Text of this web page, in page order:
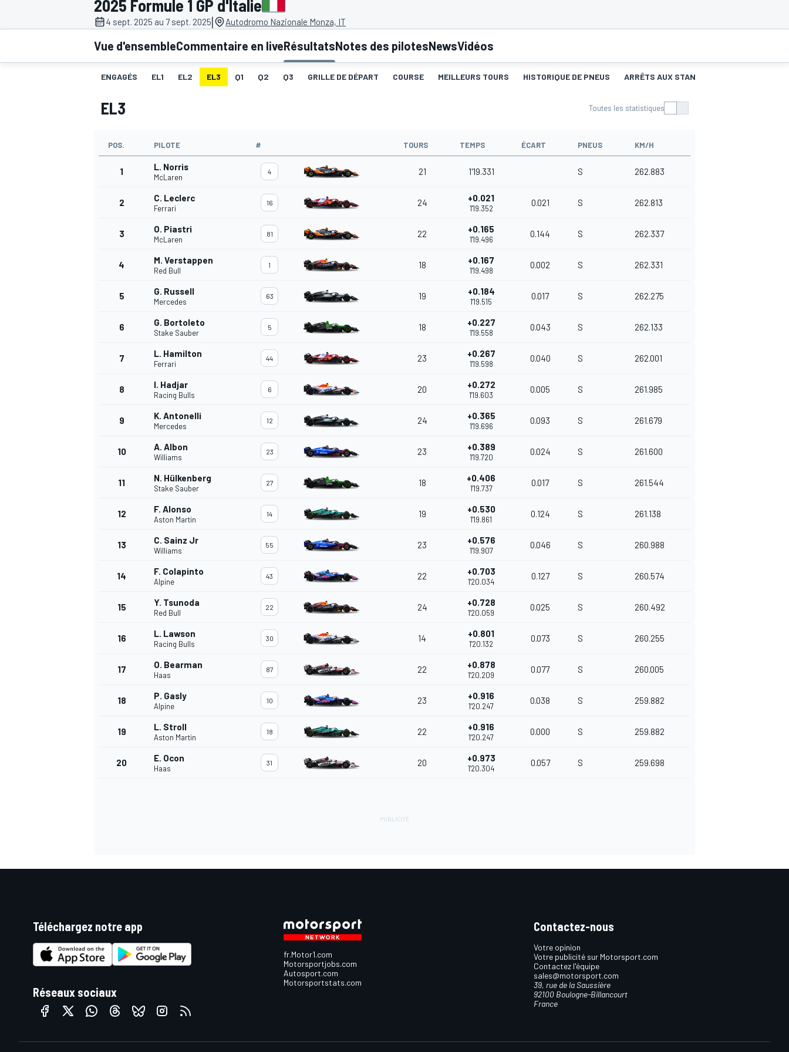
2025 Formule 1 GP d'Italie
4 sept. 2025 au 7 sept. 2025| Autodromo Nazionale Monza, IT
Vue d'ensembleCommentaire en liveRésultatsNotes des pilotesNewsVidéos
ENGAGÉS EL1 EL2 EL3 Q1 Q2 Q3 GRILLE DE DÉPART COURSE MEILLEURS TOURS HISTORIQUE DE PNEUS ARRÊTS AUX STANDS
EL3 Toutes les statistiques
POS. PILOTE # TOURS TEMPS ÉCART PNEUS KM/H
1 L. Norris
McLaren
4 21 1'19.331 S 262.883
2 C. Leclerc
Ferrari
16 24 +0.021
1'19.352
0.021 S 262.813
3 O. Piastri
McLaren
81 22 +0.165
1'19.496
0.144 S 262.337
4 M. Verstappen
Red Bull
1 18 +0.167
1'19.498
0.002 S 262.331
5 G. Russell
Mercedes
63 19 +0.184
1'19.515
0.017 S 262.275
6 G. Bortoleto
Stake Sauber
5 18 +0.227
1'19.558
0.043 S 262.133
7 L. Hamilton
Ferrari
44 23 +0.267
1'19.598
0.040 S 262.001
8 I. Hadjar
Racing Bulls
6 20 +0.272
1'19.603
0.005 S 261.985
9 K. Antonelli
Mercedes
12 24 +0.365
1'19.696
0.093 S 261.679
10 A. Albon
Williams
23 23 +0.389
1'19.720
0.024 S 261.600
11 N. Hülkenberg
Stake Sauber
27 18 +0.406
1'19.737
0.017 S 261.544
12 F. Alonso
Aston Martin
14 19 +0.530
1'19.861
0.124 S 261.138
13 C. Sainz Jr
Williams
55 23 +0.576
1'19.907
0.046 S 260.988
14 F. Colapinto
Alpine
43 22 +0.703
1'20.034
0.127 S 260.574
15 Y. Tsunoda
Red Bull
22 24 +0.728
1'20.059
0.025 S 260.492
16 L. Lawson
Racing Bulls
30 14 +0.801
1'20.132
0.073 S 260.255
17 O. Bearman
Haas
87 22 +0.878
1'20.209
0.077 S 260.005
18 P. Gasly
Alpine
10 23 +0.916
1'20.247
0.038 S 259.882
19 L. Stroll
Aston Martin
18 22 +0.916
1'20.247
0.000 S 259.882
20 E. Ocon
Haas
31 20 +0.973
1'20.304
0.057 S 259.698
Téléchargez notre app
Réseaux sociaux
fr.Motor1.com
Motorsportjobs.com
Autosport.com
Motorsportstats.com
Contactez-nous
Votre opinion
Votre publicité sur Motorsport.com
Contactez l'équipe
sales@motorsport.com
39, rue de la Saussière
92100 Boulogne-Billancourt
France